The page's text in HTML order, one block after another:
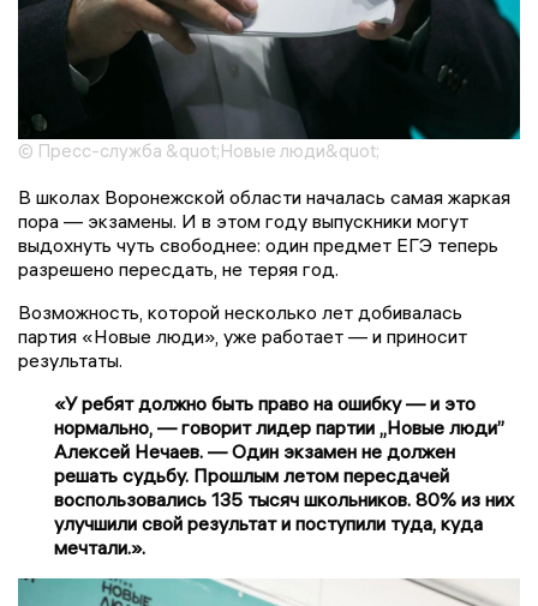
© Пресс-служба &quot;Новые люди&quot;
В школах Воронежской области началась самая жаркая
пора — экзамены. И в этом году выпускники могут
выдохнуть чуть свободнее: один предмет ЕГЭ теперь
разрешено пересдать, не теряя год.
Возможность, которой несколько лет добивалась
партия «Новые люди», уже работает — и приносит
результаты.
«У ребят должно быть право на ошибку — и это
нормально, — говорит лидер партии „Новые люди”
Алексей Нечаев. — Один экзамен не должен
решать судьбу. Прошлым летом пересдачей
воспользовались 135 тысяч школьников. 80% из них
улучшили свой результат и поступили туда, куда
мечтали.».